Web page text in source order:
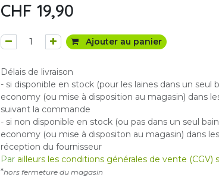
CHF 19,90
Ajouter au panier
Délais de livraison
- si disponible en stock (pour les laines dans un seul
economy (ou mise à disposition au magasin) dans
suivant la commande
- si non disponible en stock (ou pas dans un seul
economy (ou mise à dispositon au magasin) dans
réception du fournisseur
Par ailleurs les conditions générales de vente (CGV)
*hors fermeture du magasin